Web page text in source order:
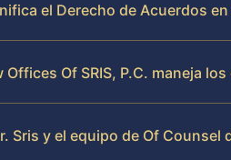
el Derecho de Acuerdos
Offices Of SRIS, P.C. maneja
Sris y el equipo de Of Counsel